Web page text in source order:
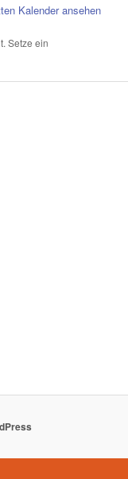
Kalender ansehen
Setze ein